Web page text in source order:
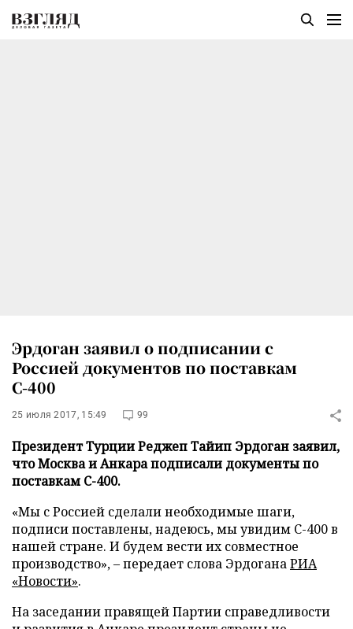
Эрдоган заявил о подписании с
Россией документов по поставкам
С-400
25 июля 2017, 15:49 99
Президент Турции Реджеп Тайип Эрдоган заявил,
что Москва и Анкара подписали документы по
поставкам С-400.
«Мы с Россией сделали необходимые шаги,
подписи поставлены, надеюсь, мы увидим С-400 в
нашей стране. И будем вести их совместное
производство», – передает слова ЭрдоганаРИА
«Новости».
На заседании правящей Партии справедливости